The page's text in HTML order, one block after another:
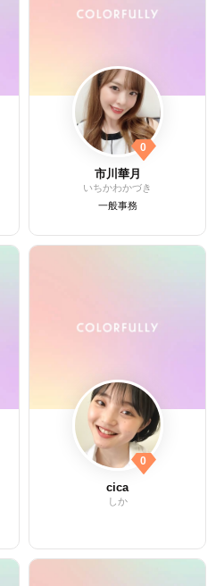
0
市川華月
いちかわかづき
一般事務
0
cica
しか